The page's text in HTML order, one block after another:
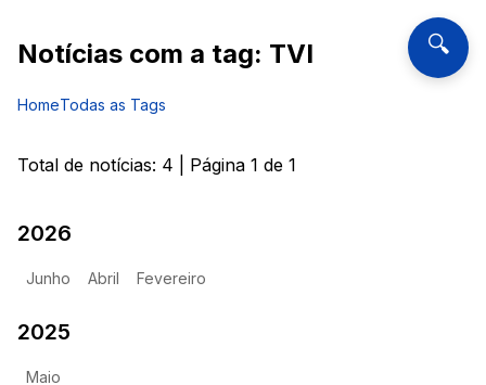
🔍
Notícias com a tag: TVI
HomeTodas as Tags
Total de notícias: 4 | Página 1 de 1
2026
Junho Abril Fevereiro
2025
Maio